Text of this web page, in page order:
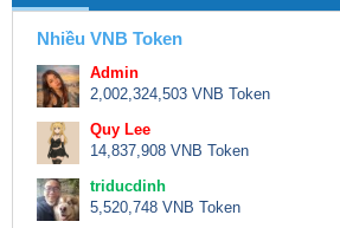
Nhiều VNB Token
Admin
2,002,324,503 VNB Token
Quy Lee
14,837,908 VNB Token
triducdinh
5,520,748 VNB Token